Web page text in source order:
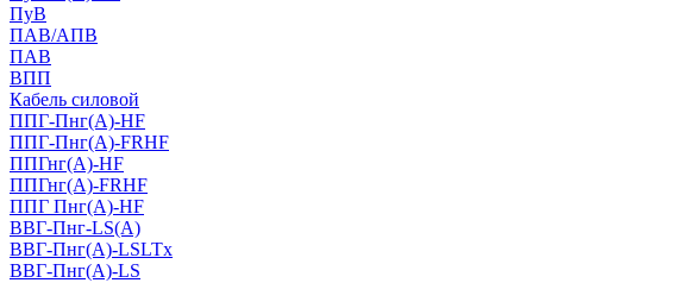
ПуВ
ПАВ/АПВ
ПАВ
ВПП
Кабель силовой
ППГ-Пнг(А)-HF
ППГ-Пнг(А)-FRHF
ППГнг(А)-HF
ППГнг(А)-FRHF
ППГ Пнг(А)-HF
ВВГ-Пнг-LS(А)
ВВГ-Пнг(А)-LSLTx
ВВГ-Пнг(А)-LS